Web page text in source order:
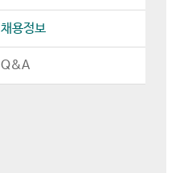
채용정보
Q&A